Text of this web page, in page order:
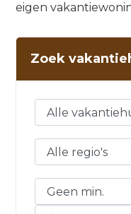
eigen
Zoek